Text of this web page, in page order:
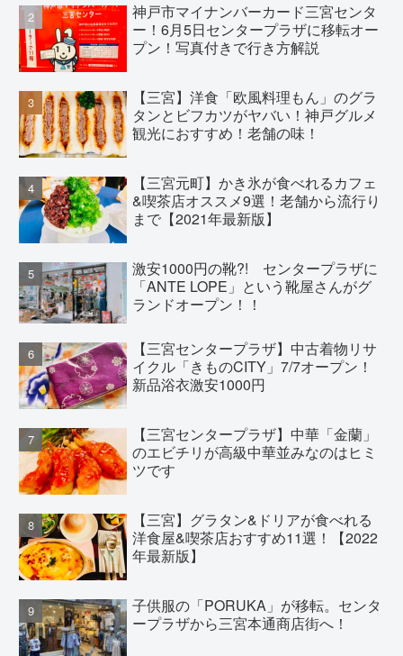
神戸市マイナンバーカード三宮センタ
ー！6月5日センタープラザに移転オー
プン！写真付きで行き方解説
【三宮】洋食「欧風料理もん」のグラ
タンとビフカツがヤバい！神戸グルメ
観光におすすめ！老舗の味！
【三宮元町】かき氷が食べれるカフェ
&喫茶店オススメ9選！老舗から流行り
まで【2021年最新版】
激安1000円の靴?! センタープラザに
「ANTE LOPE」という靴屋さんがグ
ランドオープン！！
【三宮センタープラザ】中古着物リサ
イクル「きものCITY」7/7オープン！
新品浴衣激安1000円
【三宮センタープラザ】中華「金蘭」
のエビチリが高級中華並みなのはヒミ
ツです
【三宮】グラタン&ドリアが食べれる
洋食屋&喫茶店おすすめ11選！【2022
年最新版】
子供服の「PORUKA」が移転。センタ
ープラザから三宮本通商店街へ！